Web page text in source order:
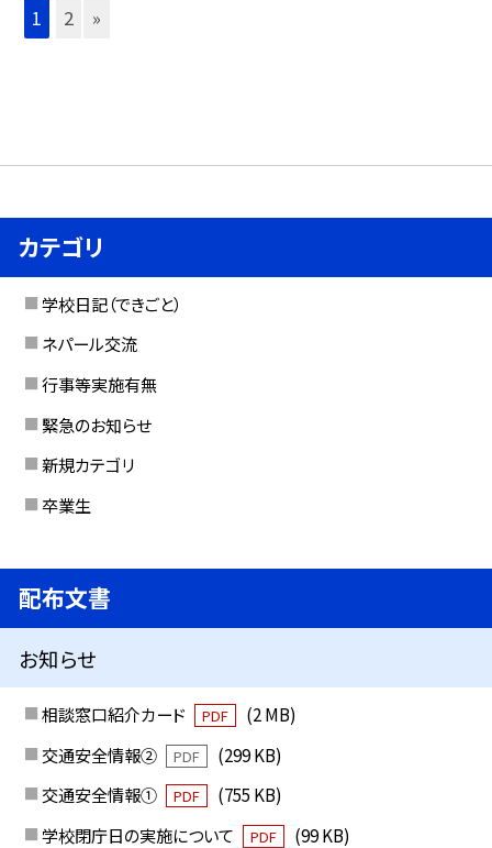
1 2 »
カテゴリ
学校日記（できごと）
ネパール交流
行事等実施有無
緊急のお知らせ
新規カテゴリ
卒業生
配布文書
お知らせ
相談窓口紹介カード PDF
(2 MB)
交通安全情報②
PDF
(299 KB)
交通安全情報①
PDF
(755 KB)
学校閉庁日の実施について
PDF
(99 KB)